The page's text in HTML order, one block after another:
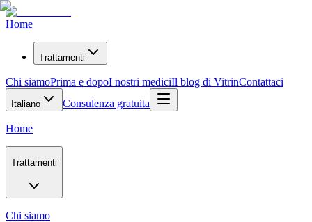
Home
Trattamenti
Chi siamoPrima e dopoI nostri mediciIl blog di VitrinContattaci
Italiano Consulenza gratuita
Home
Trattamenti
Chi siamo